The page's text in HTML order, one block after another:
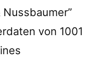
Nussbaumer”
von 1001